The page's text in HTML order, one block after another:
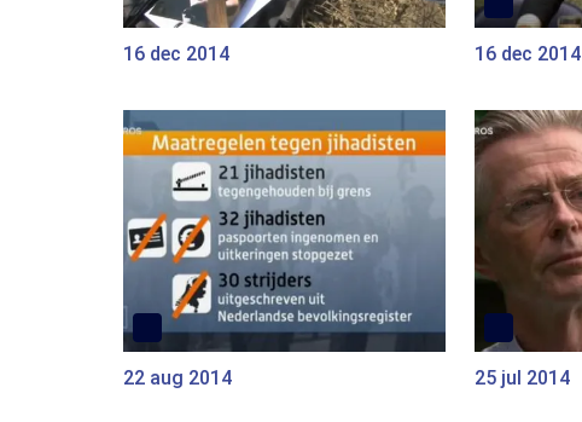
16 dec 2014 16 dec 2014
22 aug 2014 25 jul 2014